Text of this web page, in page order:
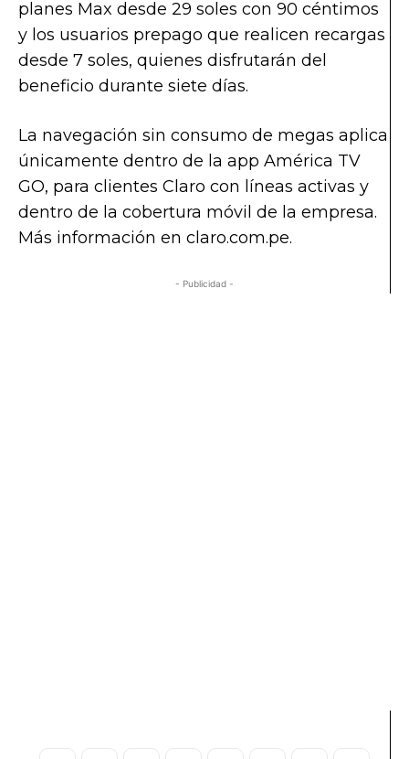
planes Max desde 29 soles con 90 céntimos
y los usuarios prepago que realicen recargas
desde 7 soles, quienes disfrutarán del
beneficio durante siete días.
La navegación sin consumo de megas aplica
únicamente dentro de la app América TV
GO, para clientes Claro con líneas activas y
dentro de la cobertura móvil de la empresa.
Más información en claro.com.pe.
- Publicidad -